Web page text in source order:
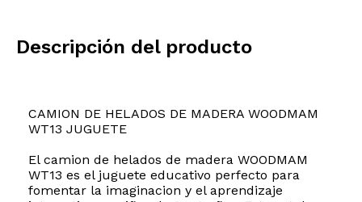
Descripción del producto
CAMION DE HELADOS DE MADERA WOODMAM
WT13 JUGUETE
El camion de helados de madera WOODMAM
WT13 es el juguete educativo perfecto para
fomentar la imaginacion y el aprendizaje